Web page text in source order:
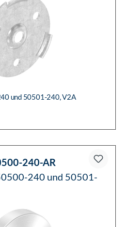
und 50501-240, V2A
240-AR
240 und 50501-